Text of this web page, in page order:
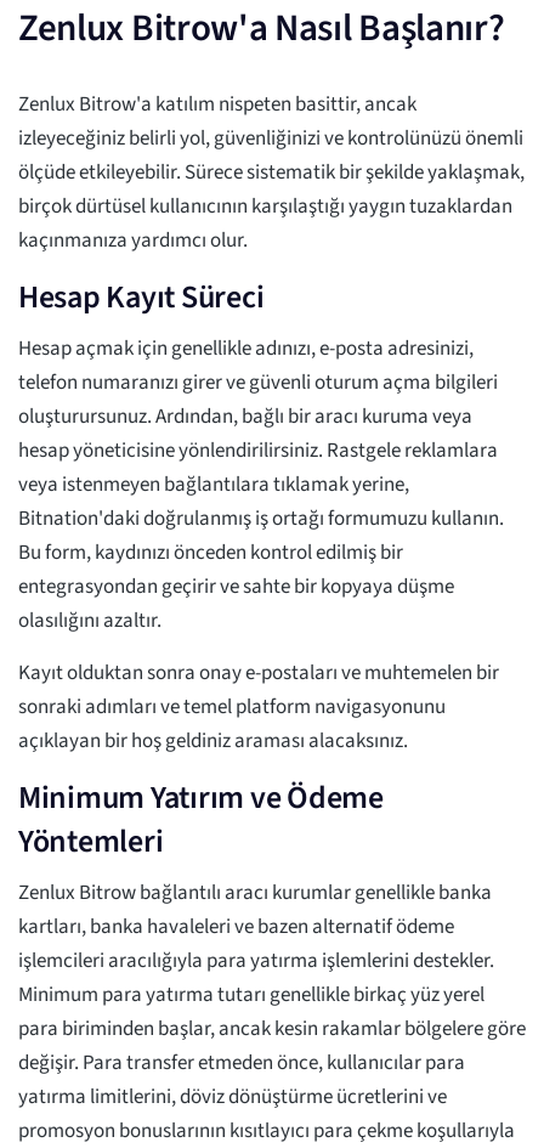
Zenlux Bitrow'a Nasıl Başlanır?
Zenlux Bitrow'a katılım nispeten basittir, ancak
izleyeceğiniz belirli yol, güvenliğinizi ve kontrolünüzü önemli
ölçüde etkileyebilir. Sürece sistematik bir şekilde yaklaşmak,
birçok dürtüsel kullanıcının karşılaştığı yaygın tuzaklardan
kaçınmanıza yardımcı olur.
Hesap Kayıt Süreci
Hesap açmak için genellikle adınızı, e-posta adresinizi,
telefon numaranızı girer ve güvenli oturum açma bilgileri
oluşturursunuz. Ardından, bağlı bir aracı kuruma veya
hesap yöneticisine yönlendirilirsiniz. Rastgele reklamlara
veya istenmeyen bağlantılara tıklamak yerine,
Bitnation'daki doğrulanmış iş ortağı formumuzu kullanın.
Bu form, kaydınızı önceden kontrol edilmiş bir
entegrasyondan geçirir ve sahte bir kopyaya düşme
olasılığını azaltır.
Kayıt olduktan sonra onay e-postaları ve muhtemelen bir
sonraki adımları ve temel platform navigasyonunu
açıklayan bir hoş geldiniz araması alacaksınız.
Minimum Yatırım ve Ödeme
Yöntemleri
Zenlux Bitrow bağlantılı aracı kurumlar genellikle banka
kartları, banka havaleleri ve bazen alternatif ödeme
işlemcileri aracılığıyla para yatırma işlemlerini destekler.
Minimum para yatırma tutarı genellikle birkaç yüz yerel
para biriminden başlar, ancak kesin rakamlar bölgelere göre
değişir. Para transfer etmeden önce, kullanıcılar para
yatırma limitlerini, döviz dönüştürme ücretlerini ve
promosyon bonuslarının kısıtlayıcı para çekme koşullarıyla